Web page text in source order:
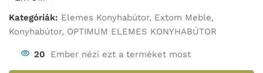
Kategóriák: Elemes Konyhabútor, Extom Meble,
Konyhabútor, OPTIMUM ELEMES KONYHABÚTOR
20 Ember nézi ezt a terméket most